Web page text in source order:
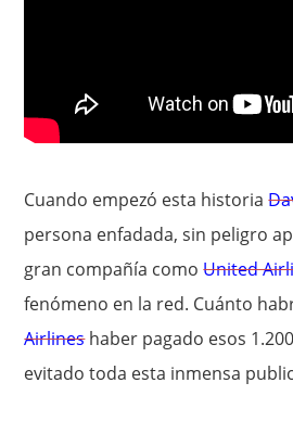
Cuando empezó esta historia
persona enfadada, sin peligro
gran compañía comoUnited
fenómeno en la red. Cuánto
Airlineshaber pagado esos
evitado toda esta inmensa